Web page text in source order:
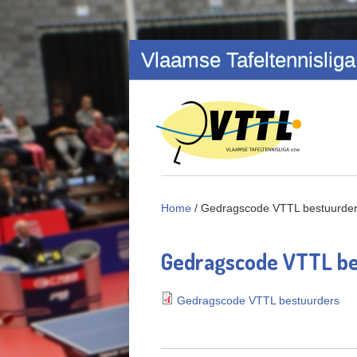
Overslaan en naar de inhoud gaan
Vlaamse Tafeltennisliga
Home / Gedragscode VTTL
Gedragscode VTTL
Gedragscode VTTL bestuurders